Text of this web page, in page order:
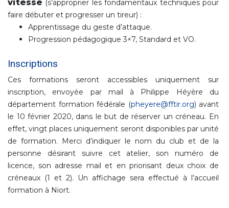
vitesse (s’approprier les fondamentaux techniques pour
faire débuter et progresser un tireur) :
Apprentissage du geste d’attaque.
Progression pédagogique 3×7, Standard et VO.
Inscriptions
Ces formations seront accessibles uniquement sur
inscription, envoyée par mail à Philippe Héyère du
département formation fédérale (pheyere@fftir.org) avant
le 10 février 2020, dans le but de réserver un créneau. En
effet, vingt places uniquement seront disponibles par unité
de formation. Merci d’indiquer le nom du club et de la
personne désirant suivre cet atelier, son numéro de
licence, son adresse mail et en priorisant deux choix de
créneaux (1 et 2). Un affichage sera effectué à l’accueil
formation à Niort.